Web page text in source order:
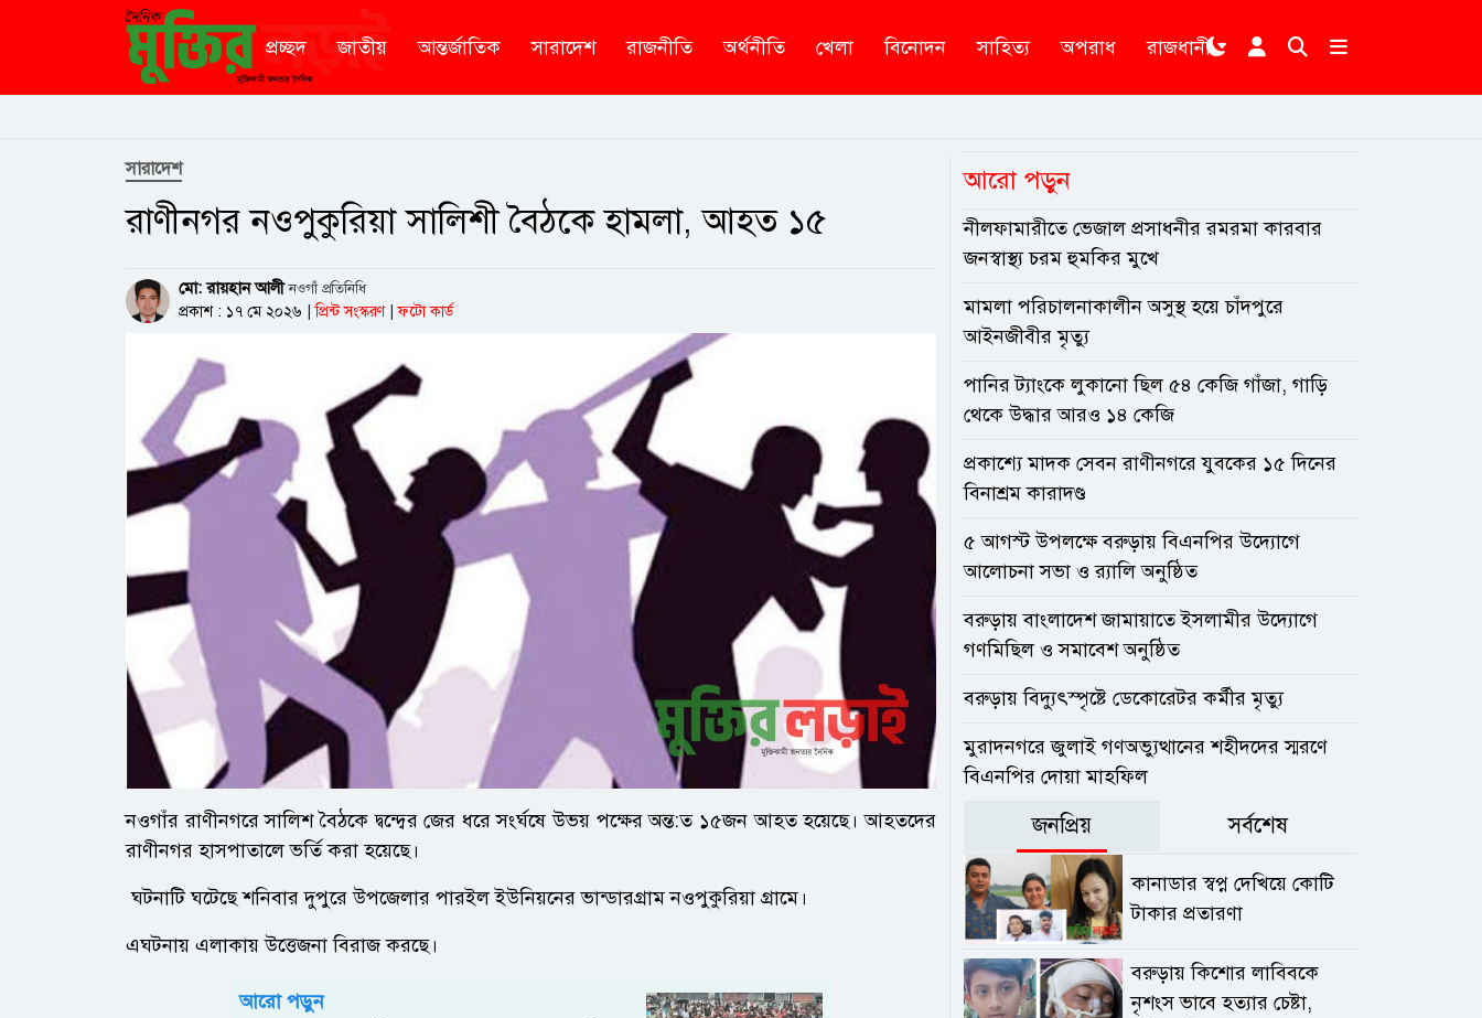
প্রচ্ছদ জাতীয় আন্তর্জাতিক সারাদেশ রাজনীতি অর্থনীতি খেলা বিনোদন সাহিত্য অপরাধ রাজধানী
সারাদেশ
রাণীনগর নওপুকুরিয়া সালিশী বৈঠকে হামলা, আহত ১৫
মো: রায়হান আলীনওগাঁ প্রতিনিধি
প্রকাশ : ১৭ মে ২০২৬
প্রিন্ট সংস্করণ ফটো কার্ড
নওগাঁর রাণীনগরে সালিশ বৈঠকে দ্বন্দ্বের জের ধরে সংর্ঘষে উভয় পক্ষের অন্ত:ত ১৫জন আহত হয়েছে। আহতদের
রাণীনগর হাসপাতালে ভর্তি করা হয়েছে।
ঘটনাটি ঘটেছে শনিবার দুপুরে উপজেলার পারইল ইউনিয়নের ভান্ডারগ্রাম নওপুকুরিয়া গ্রামে।
এঘটনায় এলাকায় উত্তেজনা বিরাজ করছে।
আরো পড়ুন
আরো পড়ুন
নীলফামারীতে ভেজাল প্রসাধনীর রমরমা কারবার
জনস্বাস্থ্য চরম হুমকির মুখে
মামলা পরিচালনাকালীন অসুস্থ হয়ে চাঁদপুরে
আইনজীবীর মৃত্যু
পানির ট্যাংকে লুকানো ছিল ৫৪ কেজি গাঁজা, গাড়ি
থেকে উদ্ধার আরও ১৪ কেজি
প্রকাশ্যে মাদক সেবন রাণীনগরে যুবকের ১৫ দিনের
বিনাশ্রম কারাদণ্ড
৫ আগস্ট উপলক্ষে বরুড়ায় বিএনপির উদ্যোগে
আলোচনা সভা ও র‍্যালি অনুষ্ঠিত
বরুড়ায় বাংলাদেশ জামায়াতে ইসলামীর উদ্যোগে
গণমিছিল ও সমাবেশ অনুষ্ঠিত
বরুড়ায় বিদ্যুৎস্পৃষ্টে ডেকোরেটর কর্মীর মৃত্যু
মুরাদনগরে জুলাই গণঅভ্যুত্থানের শহীদদের স্মরণে
বিএনপির দোয়া মাহফিল
জনপ্রিয় সর্বশেষ
কানাডার স্বপ্ন দেখিয়ে কোটি
টাকার প্রতারণা
বরুড়ায় কিশোর লাবিবকে
নৃশংস ভাবে হত্যার চেষ্টা,